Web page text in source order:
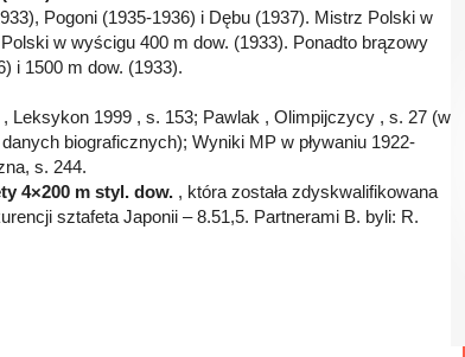
Pogoni (1935-1936) i Dębu (1937). Mistrz Polski w
w wyścigu 400 m dow. (1933). Ponadto brązowy
i 1500 m dow. (1933).
Leksykon 1999 , s. 153; Pawlak , Olimpijczycy , s. 27 (w
biograficznych); Wyniki MP w pływaniu 1922-
s. 244.
4×200 m styl. dow. , która została zdyskwalifikowana
sztafeta Japonii – 8.51,5. Partnerami B. byli: R.